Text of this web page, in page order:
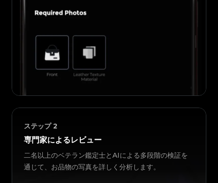
ステップ 2
専門家によるレビュー
二名以上のベテラン鑑定士とAIによる多段階の検証を
通じて、お品物の写真を詳しく分析します。